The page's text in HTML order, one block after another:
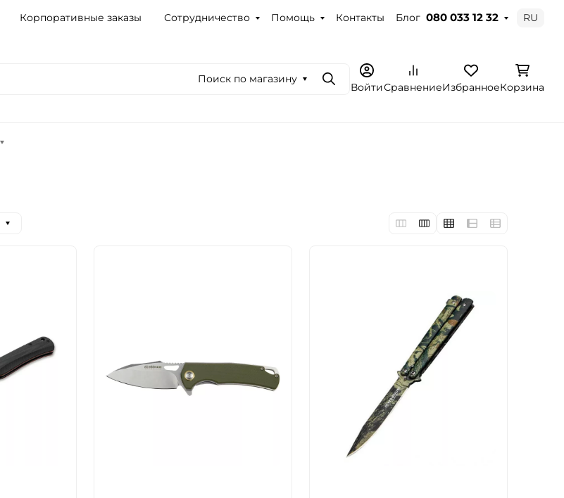
Корпоративные заказы Сотрудничество Помощь Контакты Блог 080 033 12 32 RU
Поиск по магазину
ПоискВойтиСравнениеИзбранноеКорзина